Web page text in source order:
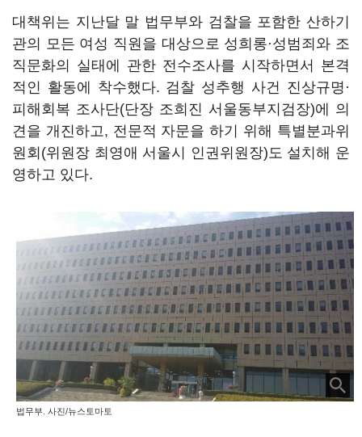
대책위는 지난달 말 법무부와 검찰을 포함한 산하기
관의 모든 여성 직원을 대상으로 성희롱·성범죄와 조
직문화의 실태에 관한 전수조사를 시작하면서 본격
적인 활동에 착수했다. 검찰 성추행 사건 진상규명·
피해회복 조사단(단장 조희진 서울동부지검장)에 의
견을 개진하고, 전문적 자문을 하기 위해 특별분과위
원회(위원장 최영애 서울시 인권위원장)도 설치해 운
영하고 있다.
법무부. 사진/뉴스토마토